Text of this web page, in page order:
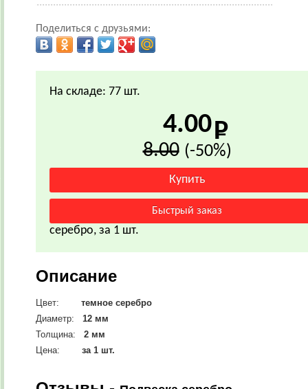
Поделиться с друзьями:
На складе: 77 шт.
4.00
8.00 (-50%)
серебро, за 1 шт.
Описание
Цвет: темное серебро
Диаметр:
12 мм
Толщина:
2 мм
Цена:
за 1 шт.